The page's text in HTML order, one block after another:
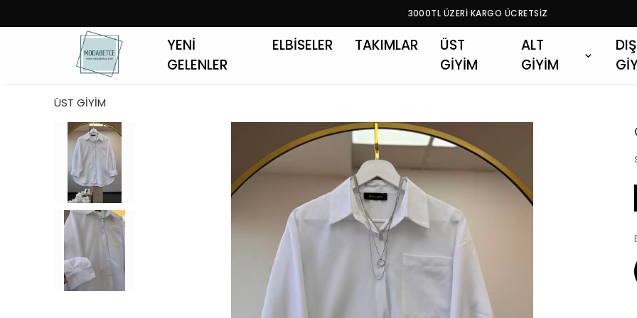
3000TL ÜZERİ KARGO ÜCRETSİZ
YENİ
GELENLER
ELBİSELER TAKIMLAR
ÜST
GİYİM
ALT
GİYİM
DIŞ
ÜST GİYİM